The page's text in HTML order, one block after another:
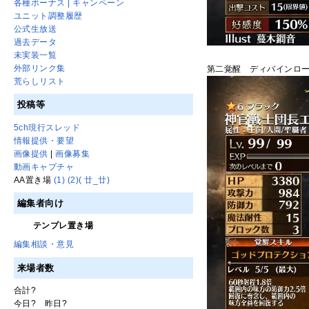
第二覚醒 ディバインロ
各種ボーナス | キャンペーン
ユニット調整履歴
公式生放送
過去データ
未実装一覧
外部リンク集
荒らしリスト
投稿等
5ch現行スレッド
情報提供・要望
画像提供 |画像募集
動画キャプチャ
AA置き場 (1) (2)( 廿_廿)
編集者向け
テンプレ置き場
編集相談・意見
来場者数
合計?
今日 ? 昨日 ?